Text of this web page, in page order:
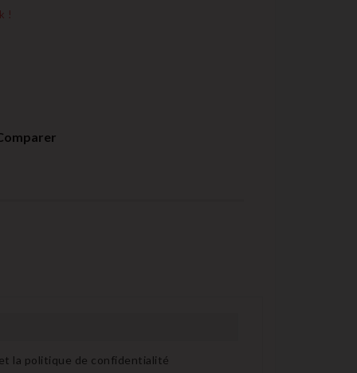
!
la politique de confidentialité